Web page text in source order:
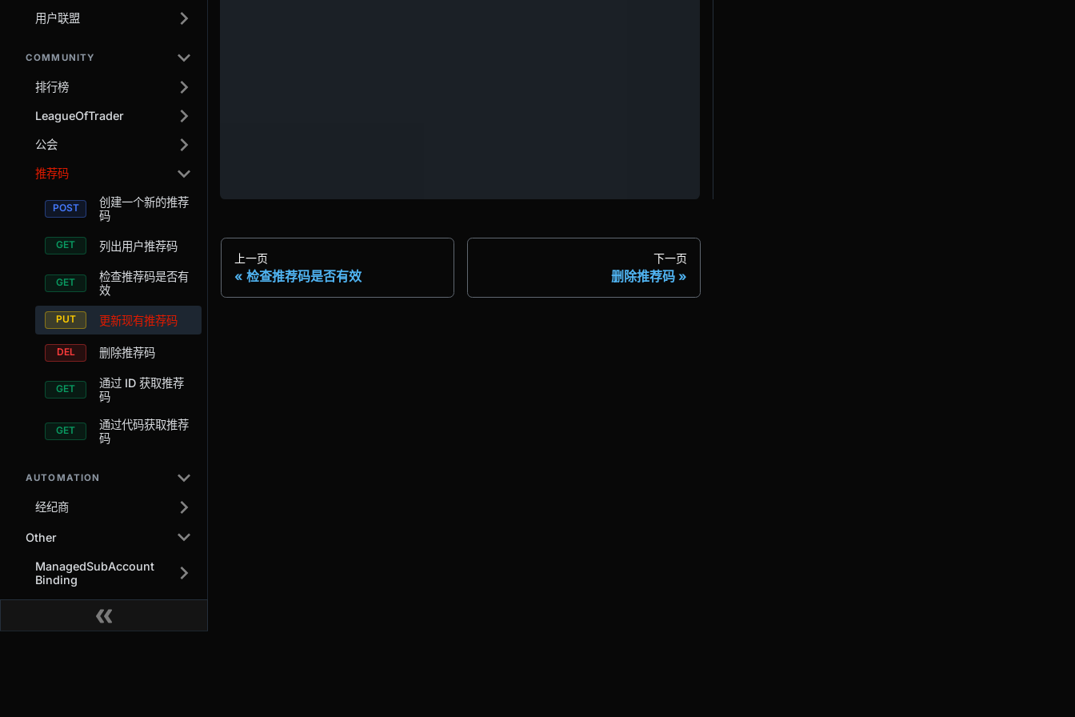
用户联盟
COMMUNITY
排行榜
LeagueOfTrader
公会
推荐码
创建一个新的推荐
码
列出用户推荐码
检查推荐码是否有
效
更新现有推荐码
删除推荐码
通过 ID 获取推荐
码
通过代码获取推荐
码
AUTOMATION
经纪商
Other
ManagedSubAccount
Binding
上一页
检查推荐码是否有效
下一页
删除推荐码